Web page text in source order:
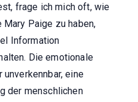
frage ich mich oft, wie
Paige zu haben,
Information
Die emotionale
eine
der menschlichen